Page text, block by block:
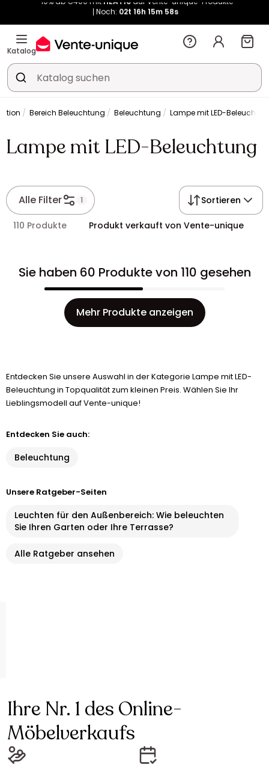
Noch:02t 16h 15m57s
-10% ab €400 mit
auf Vente-unique-Produkte
Noch:02t16h
Katalog
Bereich Beleuchtung Beleuchtung Lampe mit LED-
Lampe mit LED-Beleuchtung
Alle Filter 1 Sortieren
110 Produkte Produkt verkauft von Vente-unique
Sie haben 60 Produkte von 110 gesehen
Mehr Produkte anzeigen
Entdecken Sie unsere Auswahl in der Kategorie Lampe mit LED-
Beleuchtung in Topqualität zum kleinen Preis. Wählen Sie Ihr
Lieblingsmodell auf Vente-unique!
Entdecken Sie auch:
Beleuchtung
Unsere Ratgeber-Seiten
Leuchten für den Außenbereich: Wie beleuchten
Sie Ihren Garten oder Ihre Terrasse?
Alle Ratgeber ansehen
Ihre Nr. 1 des Online-
Möbelverkaufs